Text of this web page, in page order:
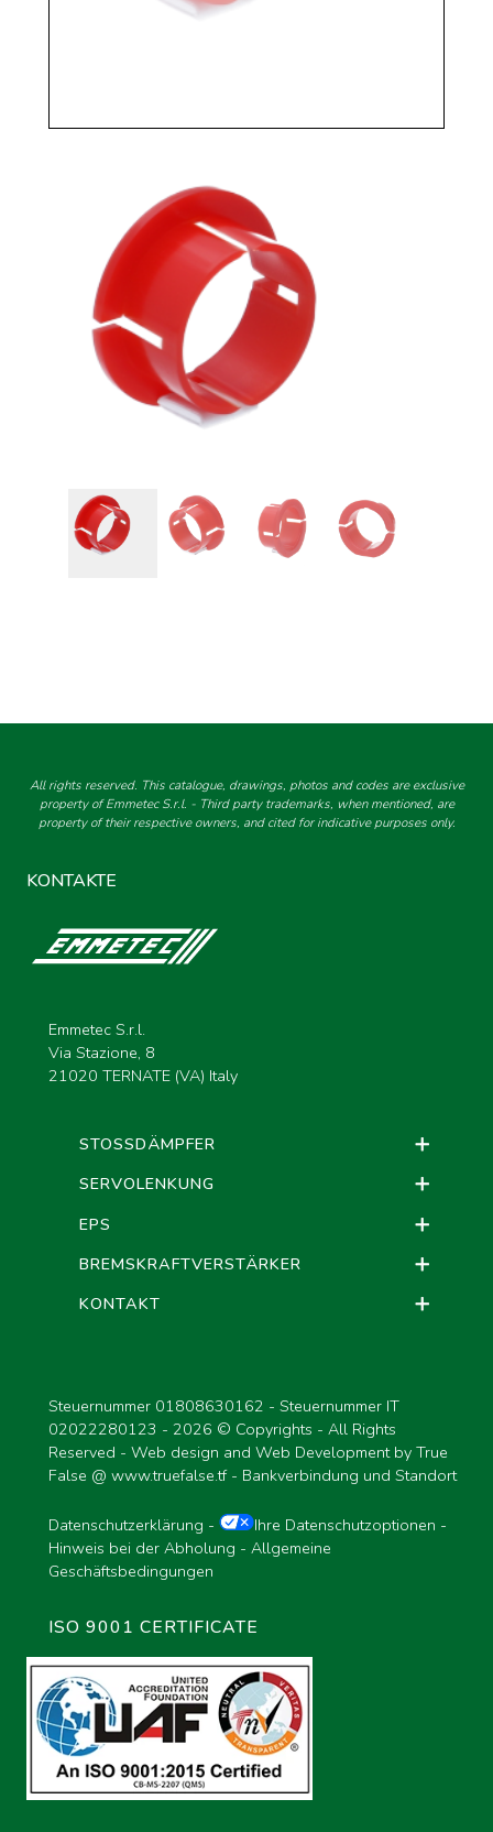
All rights reserved. This catalogue, drawings, photos and codes are exclusive
property of Emmetec S.r.l. - Third party trademarks, when mentioned, are
property of their respective owners, and cited for indicative purposes only.
KONTAKTE
Emmetec S.r.l.
Via Stazione, 8
21020 TERNATE (VA) Italy
STOSSDÄMPFER
SERVOLENKUNG
EPS
BREMSKRAFTVERSTÄRKER
KONTAKT
Steuernummer 01808630162 - Steuernummer IT
02022280123 - 2026 © Copyrights - All Rights
Reserved - Web design and Web Development by True
False @ www.truefalse.tf- Bankverbindung und Standort
Datenschutzerklärung - Ihre Datenschutzoptionen -
Hinweis bei der Abholung - Allgemeine
Geschäftsbedingungen
ISO 9001 CERTIFICATE